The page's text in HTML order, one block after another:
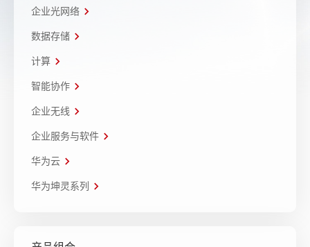
企业光网络
数据存储
计算
智能协作
企业无线
企业服务与软件
华为云
华为坤灵系列